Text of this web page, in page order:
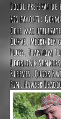
Locul preferat
Rig favorit:
Cele mai utilizate
Curve,Micro
Floss,Phantom
Hooklink Sinkers
Sleeves,Quick
Pin,Hawser